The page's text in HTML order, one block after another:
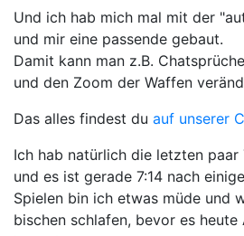
Und ich hab mich mal mit der
und mir eine passende gebaut.
Damit kann man z.B.
und den Zoom der Waffen
Das alles findest du auf unserer
Ich hab natürlich die letzten paar
und es ist gerade 7:14 nach
Spielen bin ich etwas müde und
bischen schlafen, bevor es